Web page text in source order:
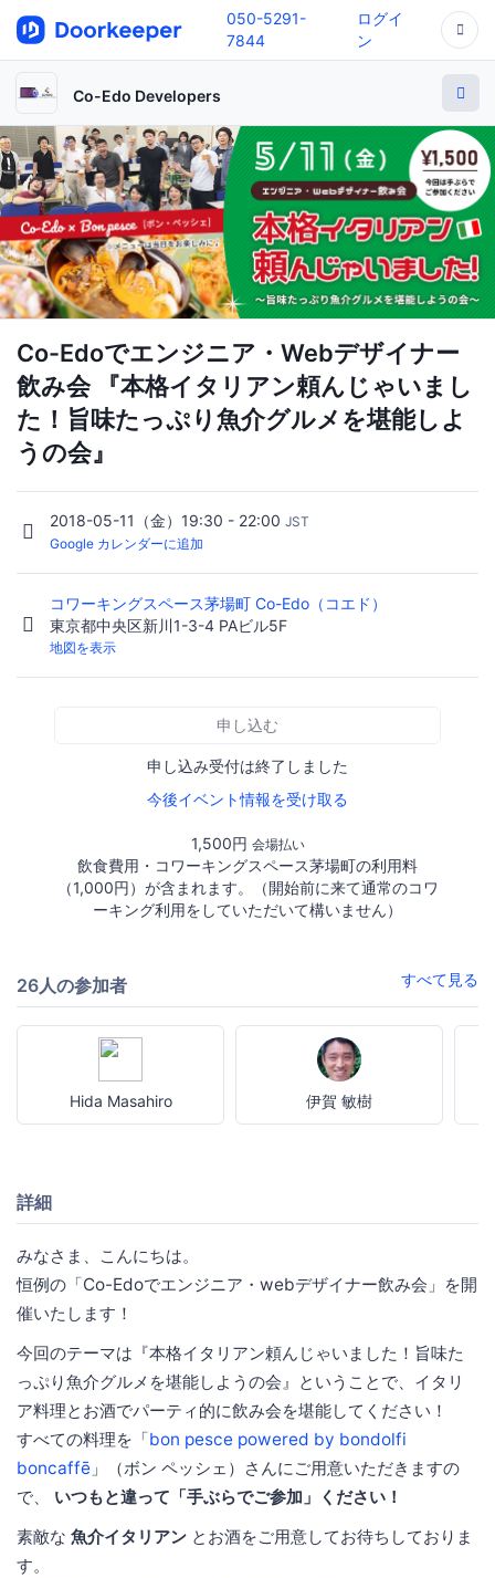
050-5291-
7844
ログイ
ン
Co-Edo Developers
Co-Edoでエンジニア・Webデザイナー
飲み会 『本格イタリアン頼んじゃいまし
た！旨味たっぷり魚介グルメを堪能しよ
うの会』
2018-05-11（金）19:30 - 22:00 JST
Google カレンダーに追加
コワーキングスペース茅場町 Co-Edo（コエド）
東京都中央区新川1-3-4 PAビル5F
地図を表示
申し込む
申し込み受付は終了しました
今後イベント情報を受け取る
1,500円 会場払い
飲食費用・コワーキングスペース茅場町の利用料
（1,000円）が含まれます。（開始前に来て通常のコワ
ーキング利用をしていただいて構いません）
26人の参加者 すべて見る
Hida Masahiro 伊賀 敏樹
詳細
みなさま、こんにちは。
恒例の「Co-Edoでエンジニア・webデザイナー飲み会」を開
催いたします！
今回のテーマは『本格イタリアン頼んじゃいました！旨味た
っぷり魚介グルメを堪能しようの会』ということで、イタリ
ア料理とお酒でパーティ的に飲み会を堪能してください！
すべての料理を「bon pesce powered by bondolfi
boncaffē 」（ボン ペッシェ）さんにご用意いただきますの
で、 いつもと違って「手ぶらでご参加」ください！
素敵な 魚介イタリアン とお酒をご用意してお待ちしておりま
す。